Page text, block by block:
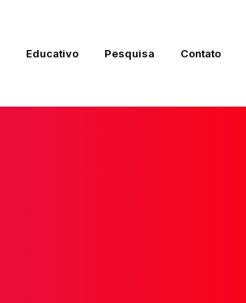
Educativo Pesquisa Contato